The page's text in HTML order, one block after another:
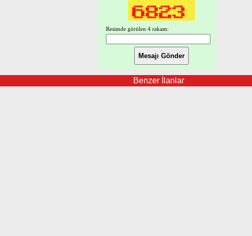
Resimde görülen 4 rakam:
Benzer İlanlar